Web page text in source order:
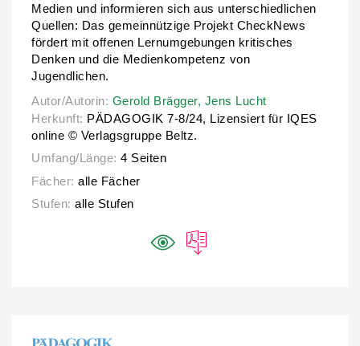
Medien und informieren sich aus unterschiedlichen
Quellen: Das gemeinnützige Projekt CheckNews
fördert mit offenen Lernumgebungen kritisches
Denken und die Medienkompetenz von
Jugendlichen.
Autor/Autorin: Gerold Brägger, Jens Lucht
Autor/Autorin: Gerold Brägger, Jens Lucht
Herkunft: PÄDAGOGIK 7-8/24, Lizensiert für IQES
online © Verlagsgruppe Beltz.
Umfang/Länge: 4 Seiten
Fächer: alle Fächer
Stufen: alle Stufen